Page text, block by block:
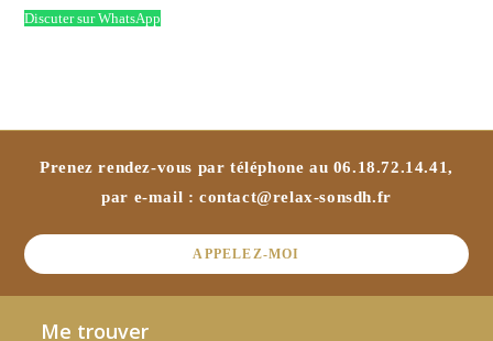
Discuter sur WhatsApp
Prenez rendez-vous par téléphone au 06.18.72.14.41,
par e-mail : contact@relax-sonsdh.fr
APPELEZ-MOI
Me trouver